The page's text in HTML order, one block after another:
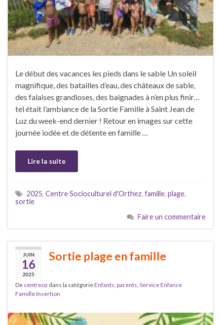
Le début des vacances les pieds dans le sable Un soleil
magnifique, des batailles d’eau, des châteaux de sable,
des falaises grandioses, des baignades à n’en plus finir…
tel était l’ambiance de la Sortie Famille à Saint Jean de
Luz du week-end dernier ! Retour en images sur cette
journée iodée et de détente en famille …
Lire la suite
2025, Centre Socioculturel d'Orthez, famille, plage,
sortie
Faire un commentaire
JUIN
16
2025
Sortie plage en famille
De centreoz dans la catégorieEnfants, parents, Service Enfance
Famille Insertion